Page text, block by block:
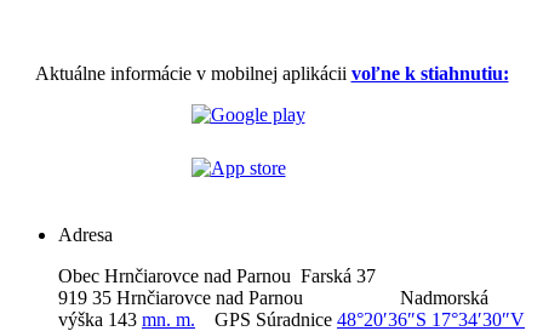
Aktuálne informácie v mobilnej aplikácii voľne k stiahnutiu:
Adresa
Obec Hrnčiarovce nad Parnou Farská 37
919 35 Hrnčiarovce nad Parnou Nadmorská
výška 143 mn. m. GPS Súradnice 48°20′36″S 17°34′30″V